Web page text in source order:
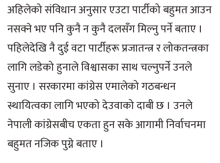
अहिलेको संविधान अनुसार एउटा पार्टीको बहुमत आउन
नसक्ने भए पनि कुनै न कुनै दलसँग मिल्नु पर्ने बताए ।
पहिलेदेखि नै दुई वटा पार्टीहरू प्रजातन्त्र र लोकतन्त्रका
लागि लडेको हुनाले विश्वासका साथ चल्नुपर्ने उनले
सुनाए । सरकारमा कांग्रेस एमालेको गठबन्धन
स्थायित्वका लागि भएको देउवाको दाबी छ । उनले
नेपाली कांग्रेसबीच एकता हुन सके आगामी निर्वाचनमा
बहुमत नजिक पुग्ने बताए ।